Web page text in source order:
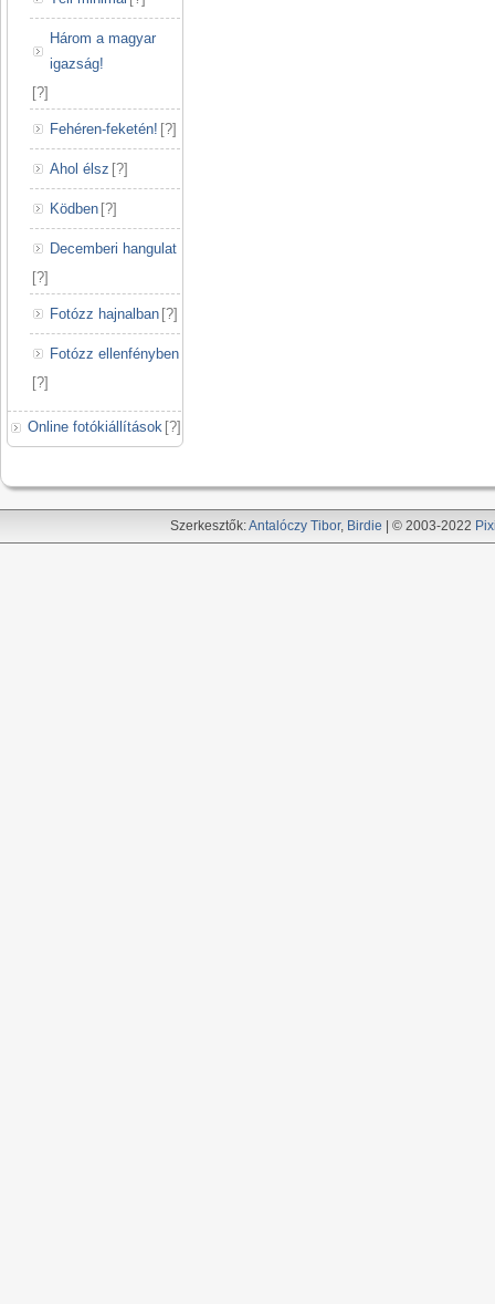
Három a magyar
igazság!
[?]
Fehéren-feketén! [?]
Ahol élsz [?]
Ködben [?]
Decemberi hangulat
[?]
Fotózz hajnalban [?]
Fotózz ellenfényben
[?]
Online fotókiállítások [?]
Szerkesztők:Antalóczy Tibor, Birdie | © 2003-2022